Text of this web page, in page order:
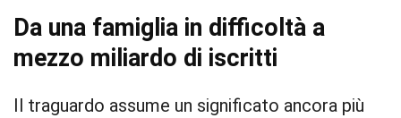
Da una famiglia in difficoltà a
mezzo miliardo di iscritti
Il traguardo assume un significato ancora più